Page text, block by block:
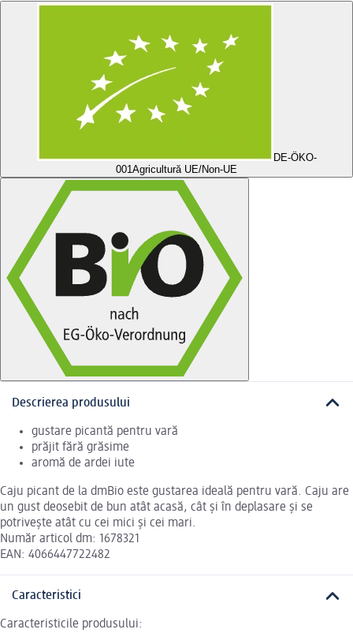
DE-ÖKO-
001Agricultură UE/Non-UE
Descrierea produsului
gustare picantă pentru vară
prăjit fără grăsime
aromă de ardei iute
Caju picant de la dmBio este gustarea ideală pentru vară. Caju are
un gust deosebit de bun atât acasă, cât și în deplasare și se
potrivește atât cu cei mici și cei mari.
Număr articol dm: 1678321
EAN: 4066447722482
Caracteristici
Caracteristicile produsului: